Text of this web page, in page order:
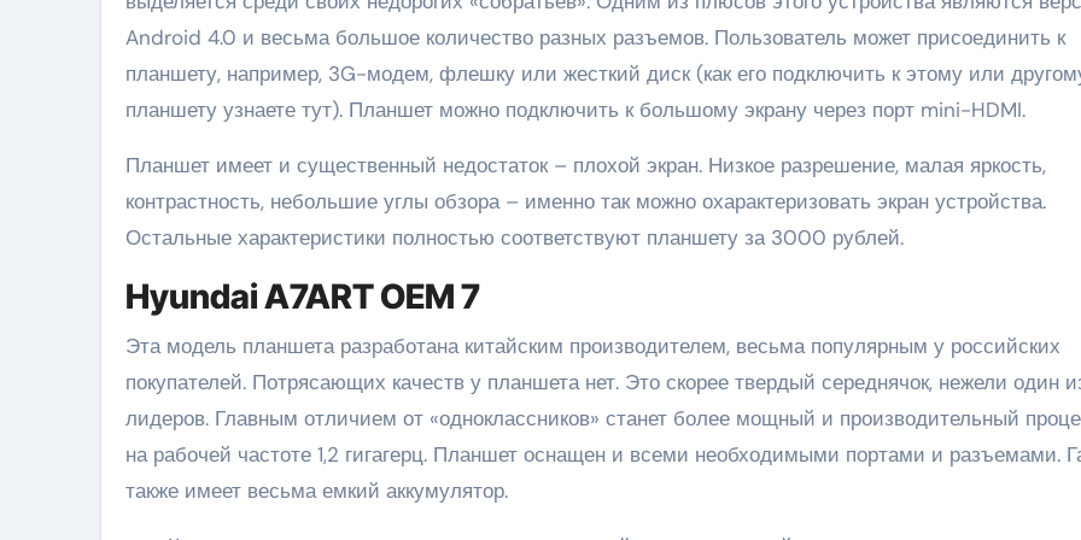
Android 4.0 и весьма большое количество разных разъемов. Пользователь может присоединить к
планшету, например, 3G-модем, флешку или жесткий диск (как его подключить к этому или
планшету узнаете тут). Планшет можно подключить к большому экрану через порт mini-HDMI.
Планшет имеет и существенный недостаток – плохой экран. Низкое разрешение, малая яркость,
контрастность, небольшие углы обзора – именно так можно охарактеризовать экран устройства.
Остальные характеристики полностью соответствуют планшету за 3000 рублей.
Hyundai A7ART OEM 7
Эта модель планшета разработана китайским производителем, весьма популярным у российских
покупателей. Потрясающих качеств у планшета нет. Это скорее твердый середнячок, нежели один
лидеров. Главным отличием от «одноклассников» станет более мощный и производительный
на рабочей частоте 1,2 гигагерц. Планшет оснащен и всеми необходимыми портами и разъемами.
также имеет весьма емкий аккумулятор.